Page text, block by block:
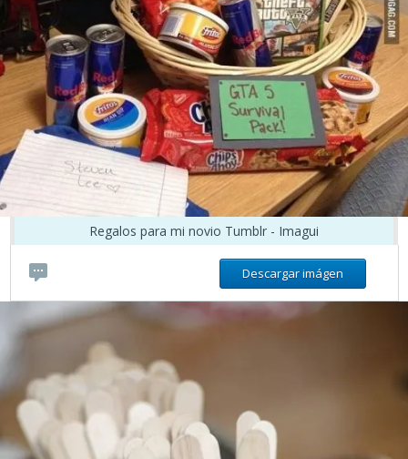
Regalos para mi novio Tumblr - Imagui
Descargar imágen